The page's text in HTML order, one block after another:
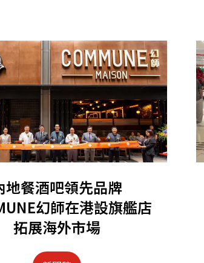
地餐酒吧領先品牌
幻師在港設旗艦店
拓展海外市場